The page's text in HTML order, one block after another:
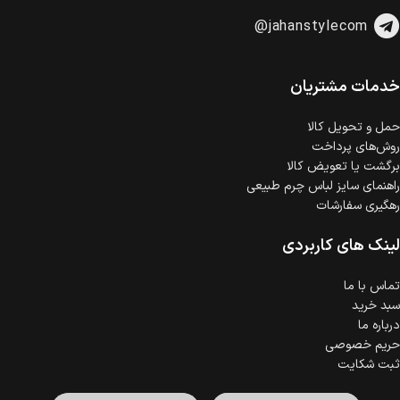
@jahanstylecom
خدمات مشتریان
حمل‌ و تحویل کالا
روش‌های پرداخت
برگشت یا تعویض کالا
راهنمای سایز لباس چرم طبیعی
رهگیری سفارشات
لینک های کاربردی
تماس با ما
سبد خرید
درباره ما
حریم خصوصی
ثبت شکایت